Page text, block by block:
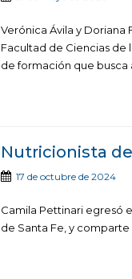
Verónica Ávila y Doriana
Facultad de Ciencias de
de formación que busca
Nutricionista
17 de octubre de 2024
Camila Pettinari egresó
de Santa Fe, y